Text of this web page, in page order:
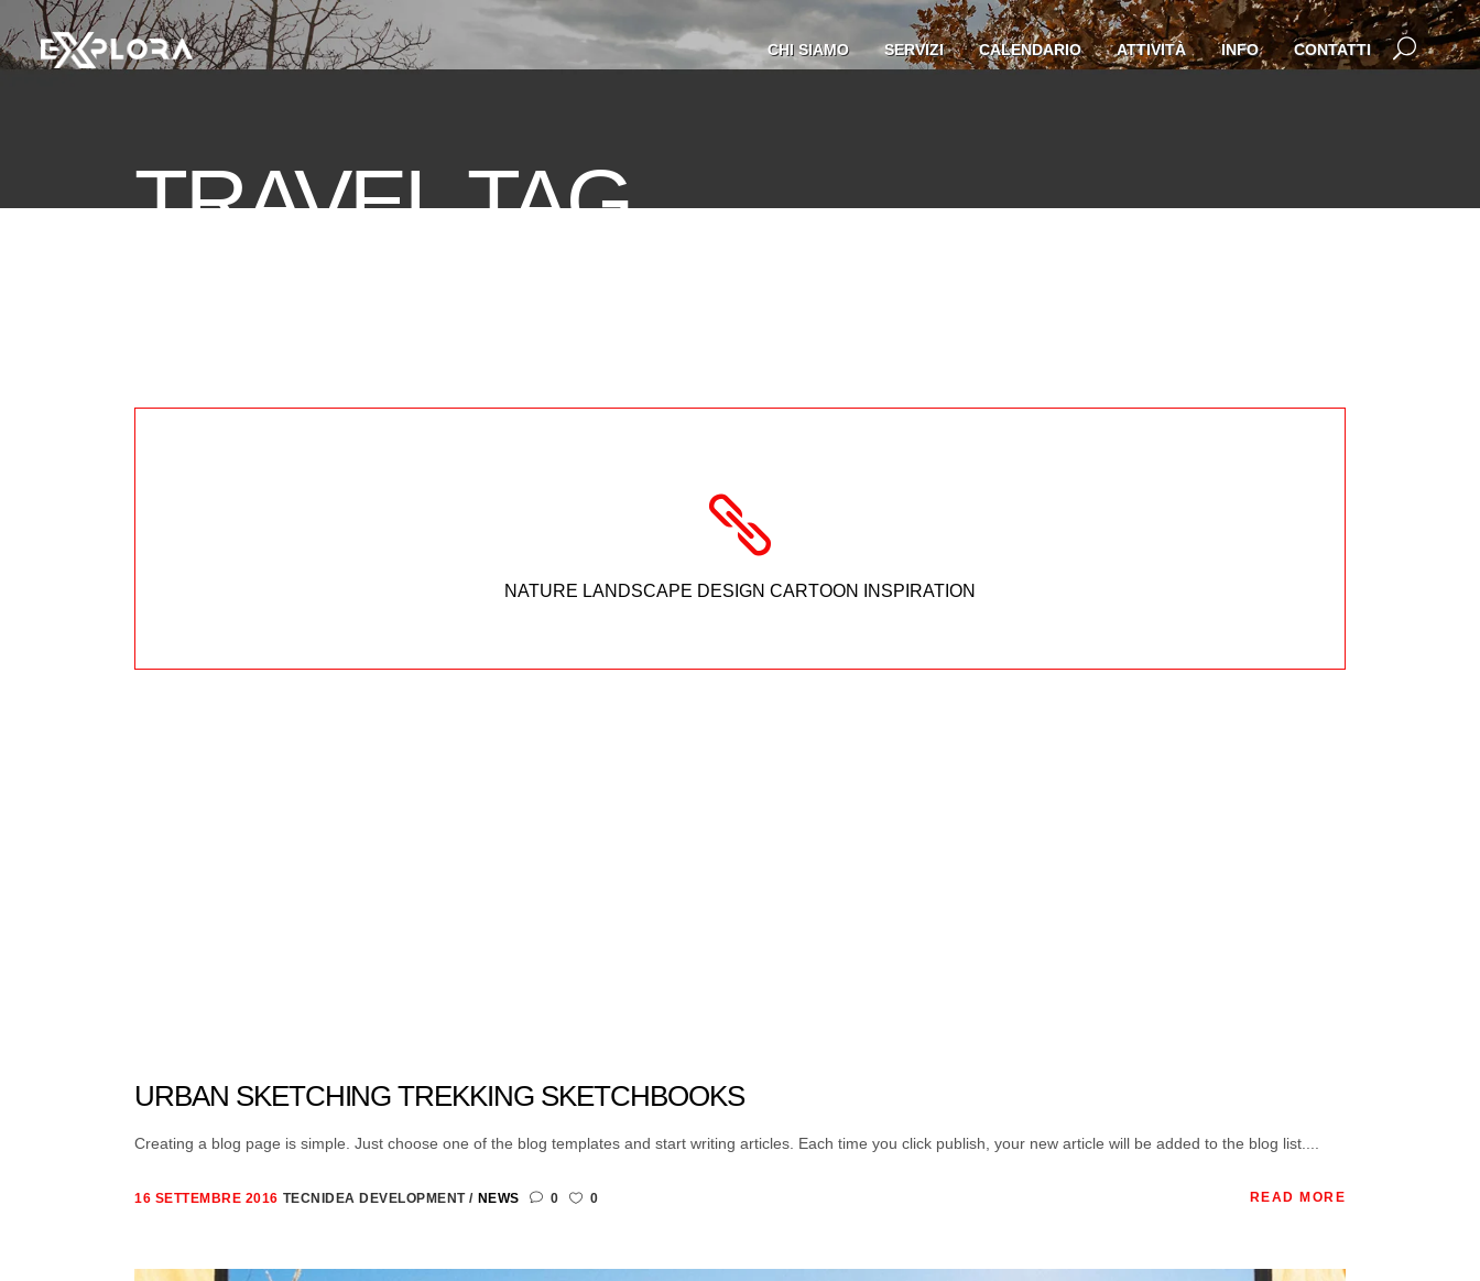
CHI SIAMO SERVIZI CALENDARIO ATTIVITÀ INFO CONTATTI
TRAVEL TAG
NATURE LANDSCAPE DESIGN CARTOON INSPIRATION
URBAN SKETCHING TREKKING SKETCHBOOKS
Creating a blog page is simple. Just choose one of the blog templates and start writing articles. Each time you click publish, your new article will be added to the blog list....
16 SETTEMBRE 2016 TECNIDEA DEVELOPMENT NEWS 0 0 READ MORE